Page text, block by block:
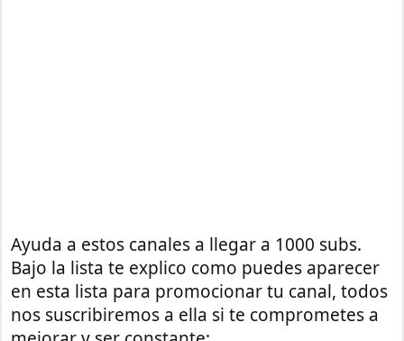
Ayuda a estos canales a llegar a 1000 subs.
Bajo la lista te explico como puedes aparecer
en esta lista para promocionar tu canal, todos
nos suscribiremos a ella si te comprometes a